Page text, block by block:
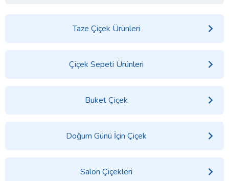
Taze Çiçek Ürünleri
Çiçek Sepeti Ürünleri
Buket Çiçek
Doğum Günü İçin Çiçek
Salon Çiçekleri